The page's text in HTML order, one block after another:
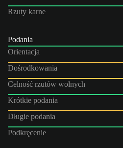
Rzuty karne
Podania
Orientacja
Dośrodkowania
Celność rzutów wolnych
Krótkie podania
Długie podania
Podkręcenie